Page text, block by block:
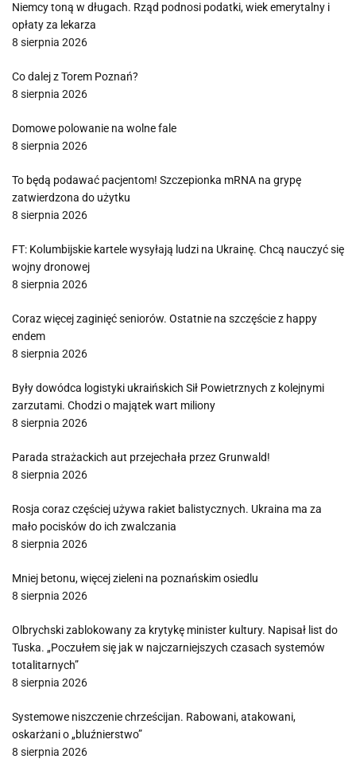
Niemcy toną w długach. Rząd podnosi podatki, wiek emerytalny i
opłaty za lekarza
8 sierpnia 2026
Co dalej z Torem Poznań?
8 sierpnia 2026
Domowe polowanie na wolne fale
8 sierpnia 2026
To będą podawać pacjentom! Szczepionka mRNA na grypę
zatwierdzona do użytku
8 sierpnia 2026
FT: Kolumbijskie kartele wysyłają ludzi na Ukrainę. Chcą nauczyć się
wojny dronowej
8 sierpnia 2026
Coraz więcej zaginięć seniorów. Ostatnie na szczęście z happy
endem
8 sierpnia 2026
Były dowódca logistyki ukraińskich Sił Powietrznych z kolejnymi
zarzutami. Chodzi o majątek wart miliony
8 sierpnia 2026
Parada strażackich aut przejechała przez Grunwald!
8 sierpnia 2026
Rosja coraz częściej używa rakiet balistycznych. Ukraina ma za
mało pocisków do ich zwalczania
8 sierpnia 2026
Mniej betonu, więcej zieleni na poznańskim osiedlu
8 sierpnia 2026
Olbrychski zablokowany za krytykę minister kultury. Napisał list do
Tuska. „Poczułem się jak w najczarniejszych czasach systemów
totalitarnych”
8 sierpnia 2026
Systemowe niszczenie chrześcijan. Rabowani, atakowani,
oskarżani o „bluźnierstwo”
8 sierpnia 2026